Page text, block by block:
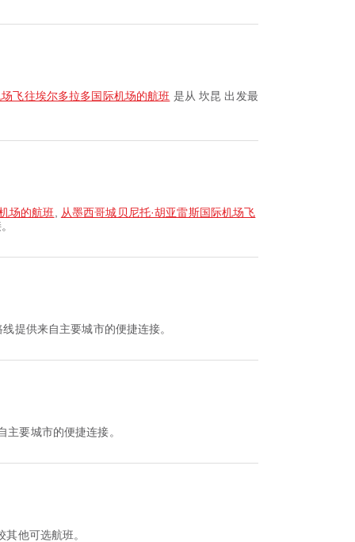
飞往埃尔多拉多国际机场的航班 是从 坎昆 出发最
场的航班
从墨西哥城贝尼托·胡亚雷斯国际机场飞
提供来自主要城市的便捷连接。
要城市的便捷连接。
他可选航班。